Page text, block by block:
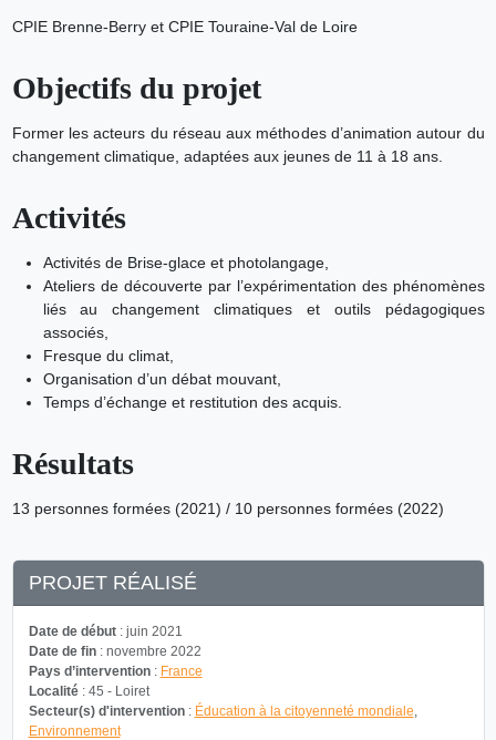
CPIE Brenne-Berry et CPIE Touraine-Val de Loire
Objectifs du projet
Former les acteurs du réseau aux méthodes d’animation autour du
changement climatique, adaptées aux jeunes de 11 à 18 ans.
Activités
Activités de Brise-glace et photolangage,
Ateliers de découverte par l’expérimentation des phénomènes
liés au changement climatiques et outils pédagogiques
associés,
Fresque du climat,
Organisation d’un débat mouvant,
Temps d’échange et restitution des acquis.
Résultats
13 personnes formées (2021) / 10 personnes formées (2022)
PROJET RÉALISÉ
Date de début: juin 2021
Date de fin: novembre 2022
Pays d’intervention: France
Localité: 45 - Loiret
Secteur(s) d'intervention: Éducation à la citoyenneté mondiale
Environnement